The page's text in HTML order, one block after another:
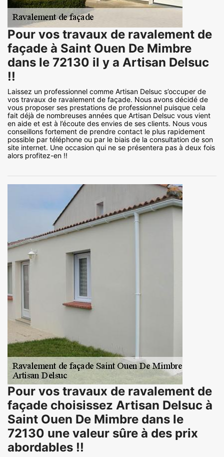
Pour vos travaux de ravalement de
façade à Saint Ouen De Mimbre
dans le 72130 il y a Artisan Delsuc
!!
Laissez un professionnel comme Artisan Delsuc s’occuper de
vos travaux de ravalement de façade. Nous avons décidé de
vous proposer ses prestations de professionnel puisque cela
fait déjà de nombreuses années que Artisan Delsuc vous vient
en aide et est à l’écoute des envies de ses clients. Nous vous
conseillons fortement de prendre contact le plus rapidement
possible par téléphone ou par le biais de la consultation de son
site internet. Une occasion qui ne se présentera pas à deux fois
alors profitez-en !!
Pour vos travaux de ravalement de
façade choisissez Artisan Delsuc à
Saint Ouen De Mimbre dans le
72130 une valeur sûre à des prix
abordables !!